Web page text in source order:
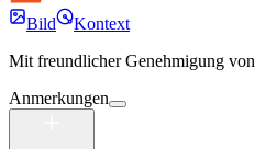
Bild
Kontext
Mit freundlicher Genehmigung von
Anmerkungen